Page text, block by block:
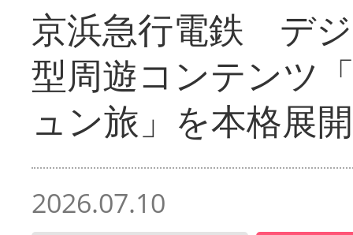
京浜急行電鉄 デ
型周遊コンテンツ
ュン旅」を本格展開
2026.07.10